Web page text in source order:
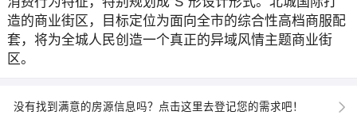
造的商业街区，目标定位为面向全市的综合性高档商服配
套，将为全城人民创造一个真正的异域风情主题商业街
区。
没有找到满意的房源信息吗？点击这里去登记您的需求吧！